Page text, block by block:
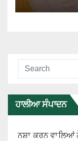
ਹਾਲੀਆ ਸੰਪਾਦਨ
ਨਸ਼ਾ ਕਰਨ ਵਾਲਿਆਂ